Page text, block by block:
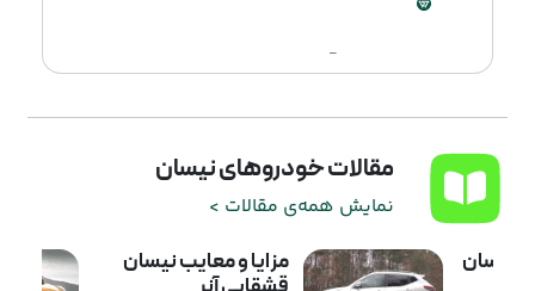
-
مقالات خودروهای نیسان
نمایش همه‌ی مقالات >
مزایا و معایب نیسان نیسان